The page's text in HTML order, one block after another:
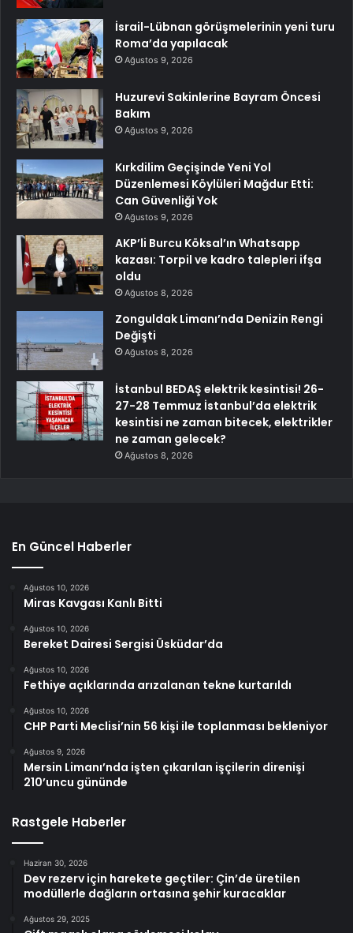
İsrail-Lübnan görüşmelerinin yeni turu
Roma’da yapılacak
Ağustos 9, 2026
Huzurevi Sakinlerine Bayram Öncesi
Bakım
Ağustos 9, 2026
Kırkdilim Geçişinde Yeni Yol
Düzenlemesi Köylüleri Mağdur Etti:
Can Güvenliği Yok
Ağustos 9, 2026
AKP’li Burcu Köksal’ın Whatsapp
kazası: Torpil ve kadro talepleri ifşa
oldu
Ağustos 8, 2026
Zonguldak Limanı’nda Denizin Rengi
Değişti
Ağustos 8, 2026
İstanbul BEDAŞ elektrik kesintisi! 26-
27-28 Temmuz İstanbul’da elektrik
kesintisi ne zaman bitecek, elektrikler
ne zaman gelecek?
Ağustos 8, 2026
En Güncel Haberler
Ağustos 10, 2026
Miras Kavgası Kanlı Bitti
Ağustos 10, 2026
Bereket Dairesi Sergisi Üsküdar’da
Ağustos 10, 2026
Fethiye açıklarında arızalanan tekne kurtarıldı
Ağustos 10, 2026
CHP Parti Meclisi’nin 56 kişi ile toplanması bekleniyor
Ağustos 9, 2026
Mersin Limanı’nda işten çıkarılan işçilerin direnişi
210’uncu gününde
Rastgele Haberler
Haziran 30, 2026
Dev rezerv için harekete geçtiler: Çin’de üretilen
modüllerle dağların ortasına şehir kuracaklar
Ağustos 29, 2025